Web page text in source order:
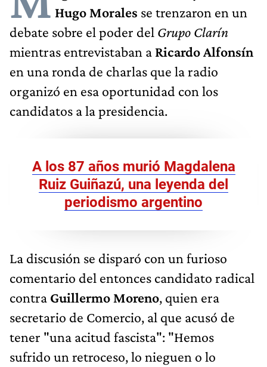
Hugo Morales se trenzaron en un
debate sobre el poder del Grupo Clarín
mientras entrevistaban a Ricardo Alfonsín
en una ronda de charlas que la radio
organizó en esa oportunidad con los
candidatos a la presidencia.
A los 87 años murió Magdalena
Ruiz Guiñazú, una leyenda del
periodismo argentino
La discusión se disparó con un furioso
comentario del entonces candidato radical
contra Guillermo Moreno, quien era
secretario de Comercio, al que acusó de
tener "una acitud fascista": "Hemos
sufrido un retroceso, lo nieguen o lo